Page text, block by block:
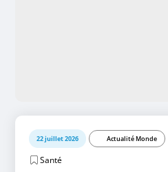
22 juillet 2026 Actualité Monde
Santé